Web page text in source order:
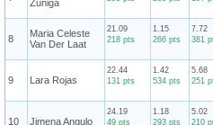
Zuñiga
8
Maria Celeste
Van Der Laat
21.09
218 pts
1.15
266 pts
7.72
381
9 Lara Rojas
22.44
131 pts
1.42
534 pts
5.68
251
10 Jimena Angulo
24.19
49 pts
1.18
293 pts
5.02
210